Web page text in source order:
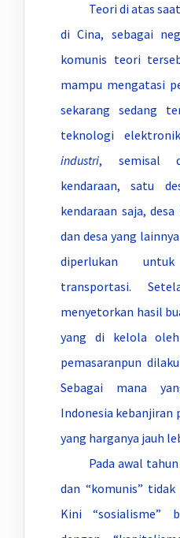
Teori di atas
di Cina, sebagai
komunis teori
mampu mengatasi
sekarang sedang
teknologi
industri, semisal
kendaraan, satu
kendaraan saja,
dan desa yang
diperlukan
transportasi.
menyetorkan hasil
yang di kelola
pemasaranpun
Sebagai mana
Indonesia kebanjiran
yang harganya jauh
Pada awal
dan “komunis”
Kini “sosialisme”